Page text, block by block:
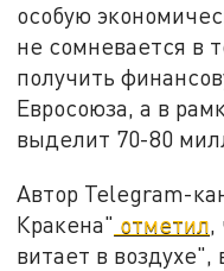
особую
не сомневается в
получить
Евросоюза, а в
выделит 70-80
Автор Telegram-
Кракена" отметил,
витает в